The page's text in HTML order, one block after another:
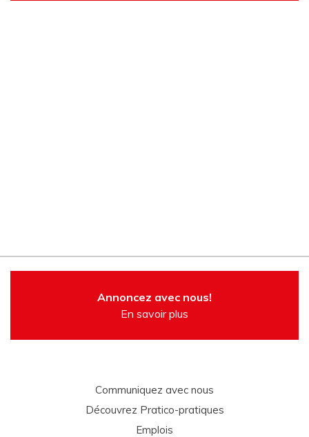
Annoncez avec nous!
En savoir plus
Communiquez avec nous
Découvrez Pratico-pratiques
Emplois